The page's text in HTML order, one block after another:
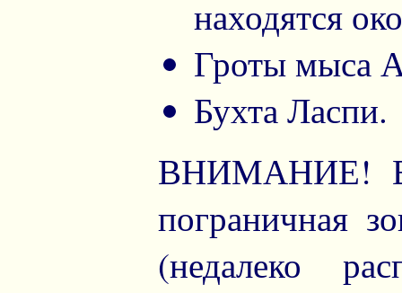
находятся
Гроты мыса
Бухта Ласпи.
ВНИМАНИЕ! В
пограничная
(недалеко